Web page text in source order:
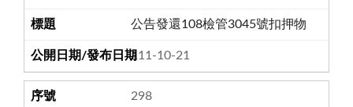
公告發還108檢管3045號扣押物
111-10-21
298